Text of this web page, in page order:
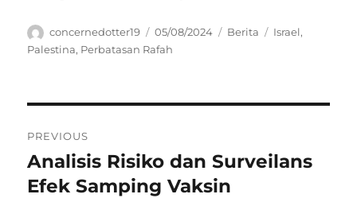
Author
concernedotter19
Posted
on
05/08/2024 Categories
Berita Tags
Israel,
Palestina, Perbatasan Rafah
pos
PREVIOUS
Previous
post:
Analisis Risiko dan Surveilans
Efek Samping Vaksin